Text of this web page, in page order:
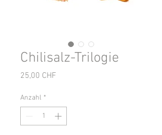
Chilisalz-Trilogie
25,00 CHF
Anzahl *